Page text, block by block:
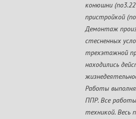
конюшни
пристройкой
Демонтаж
стесненных
трехэтажной
находились
Работы
ППР. Все
техникой. Весь